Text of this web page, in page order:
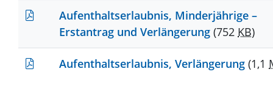
Aufenthaltserlaubnis, Minderjährige –
Erstantrag und Verlängerung (752 KB)
Aufenthaltserlaubnis, Verlängerung (1,1